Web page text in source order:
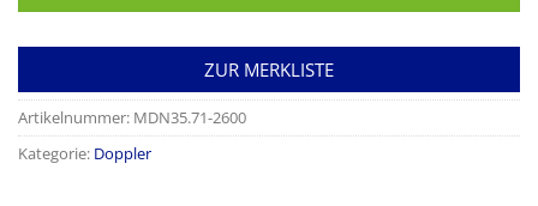
ZUR MERKLISTE
Artikelnummer: MDN35.71-2600
Kategorie: Doppler